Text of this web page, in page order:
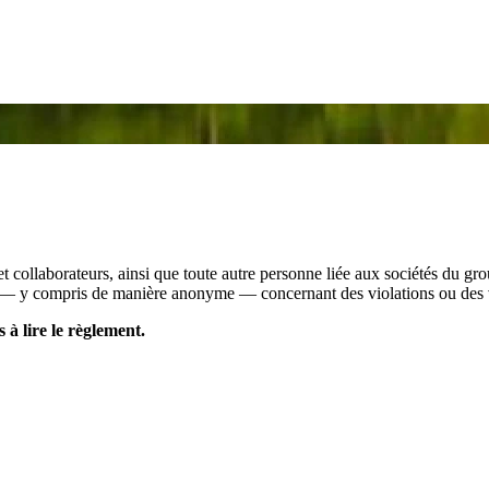
collaborateurs, ainsi que toute autre personne liée aux sociétés du
y compris de manière anonyme — concernant des violations ou
à lire le règlement.